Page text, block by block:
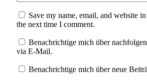
Save my name, email, and website
the next time I comment.
Benachrichtige mich über
via E-Mail.
Benachrichtige mich über neue